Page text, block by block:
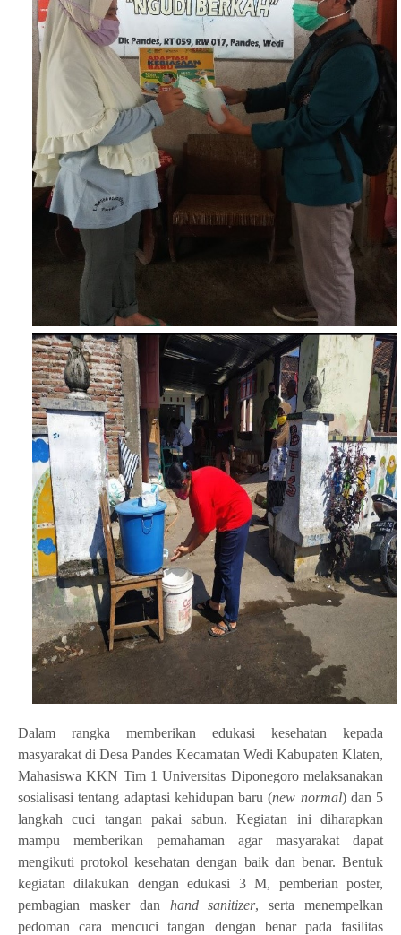
Dalam rangka memberikan edukasi kesehatan kepada
masyarakat di Desa Pandes Kecamatan Wedi Kabupaten Klaten,
Mahasiswa KKN Tim 1 Universitas Diponegoro melaksanakan
sosialisasi tentang adaptasi kehidupan baru (new normal) dan 5
langkah cuci tangan pakai sabun. Kegiatan ini diharapkan
mampu memberikan pemahaman agar masyarakat dapat
mengikuti protokol kesehatan dengan baik dan benar. Bentuk
kegiatan dilakukan dengan edukasi 3 M, pemberian poster,
pembagian masker dan hand sanitizer, serta menempelkan
pedoman cara mencuci tangan dengan benar pada fasilitas